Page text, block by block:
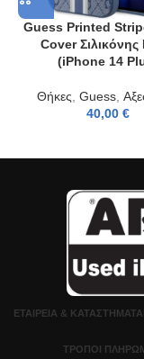
Guess Printed
Cover
(iPhone 14
Θήκες, Guess,
40,00 €
ΕΤΑΙΡΕΊΑ & ΚΑΤΑΣΤΉΜΑΤΑ
ΤΡΌΠΟΙ